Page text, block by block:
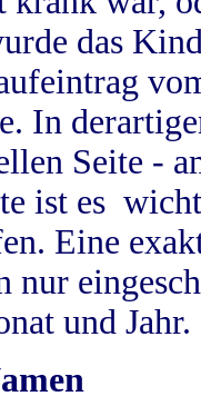
das
In
Seite -
ist es
Eine
nur
und Jahr.